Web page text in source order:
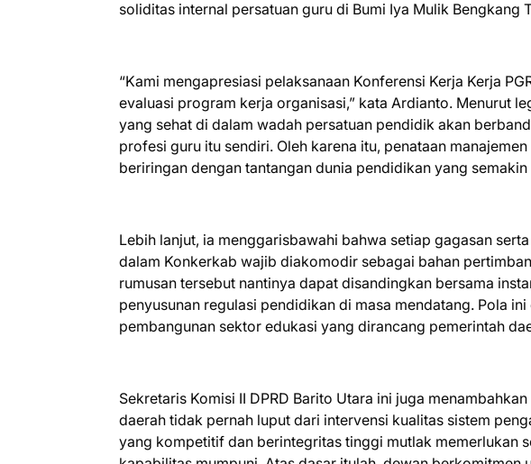
soliditas internal persatuan guru di Bumi Iya Mulik Bengkang
“Kami mengapresiasi pelaksanaan Konferensi Kerja Kerja
evaluasi program kerja organisasi,” kata Ardianto. Menurut
yang sehat di dalam wadah persatuan pendidik akan
profesi guru itu sendiri. Oleh karena itu, penataan
beriringan dengan tantangan dunia pendidikan yang
Lebih lanjut, ia menggarisbawahi bahwa setiap gagasan
dalam Konkerkab wajib diakomodir sebagai bahan
rumusan tersebut nantinya dapat disandingkan bersama
penyusunan regulasi pendidikan di masa mendatang. Pola
pembangunan sektor edukasi yang dirancang pemerintah
Sekretaris Komisi II DPRD Barito Utara ini juga
daerah tidak pernah luput dari intervensi kualitas sistem
yang kompetitif dan berintegritas tinggi mutlak memerlukan